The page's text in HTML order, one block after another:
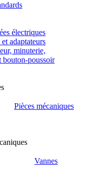
électriques
adaptateurs
minuterie,
bouton-poussoir
Pièces mécaniques
Vannes